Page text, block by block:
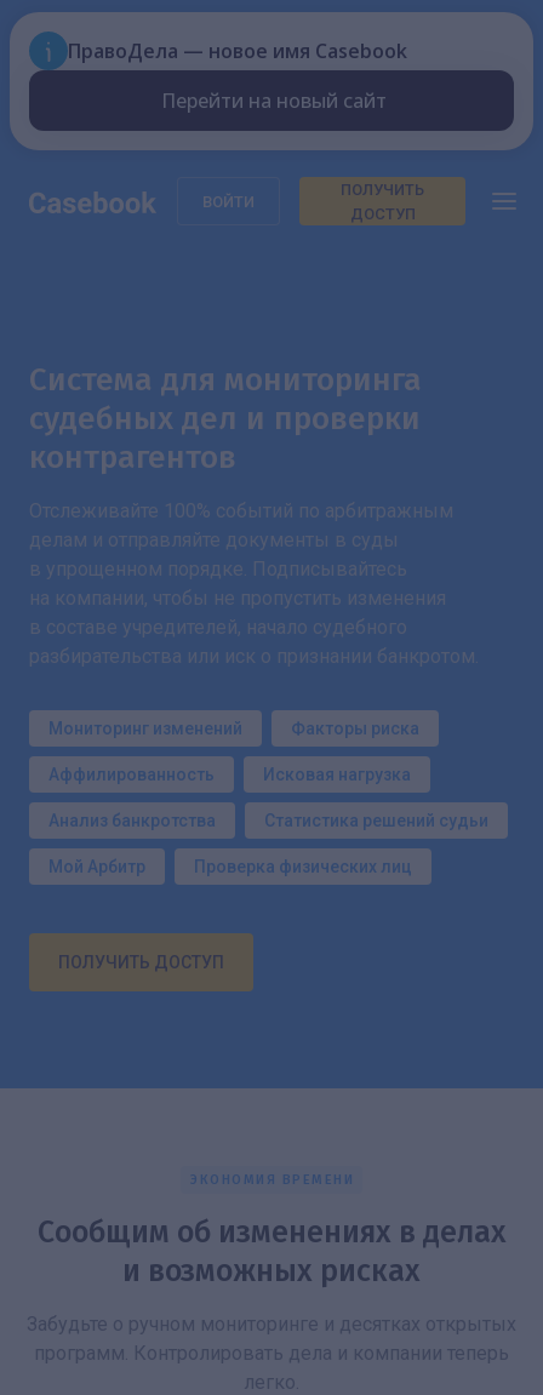
ПравоДела — новое имя Casebook
Перейти на новый сайт
ВОЙТИ
ПОЛУЧИТЬ
ДОСТУП
Система для мониторинга
судебных дел и проверки
контрагентов
Отслеживайте 100% событий по арбитражным
делам и отправляйте документы в суды
в упрощенном порядке. Подписывайтесь
на компании, чтобы не пропустить изменения
в составе учредителей, начало судебного
разбирательства или иск о признании банкротом.
Мониторинг изменений Факторы риска
Аффилированность Исковая нагрузка
Анализ банкротства Статистика решений судьи
Мой Арбитр Проверка физических лиц
ПОЛУЧИТЬ ДОСТУП
ЭКОНОМИЯ ВРЕМЕНИ
Сообщим об изменениях в делах
и возможных рисках
Забудьте о ручном мониторинге и десятках открытых
программ. Контролировать дела и компании теперь
легко.